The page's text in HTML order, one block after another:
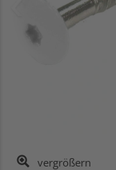
vergrößern